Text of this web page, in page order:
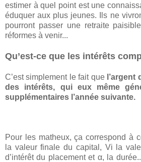
estimer à quel point est une
éduquer aux plus jeunes. Ils ne
pourront passer une retraite
réformes à venir...
Qu’est-ce que les intérêts
C’est simplement le fait quel’argent
des intérêts, qui eux même
supplémentaires l’année suivante.
Pour les matheux, ça correspond à
la valeur finale du capital, Vi la
d’intérêt du placement et α, la